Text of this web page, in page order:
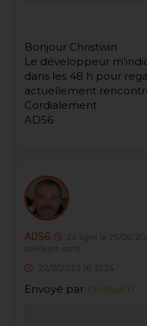
Bonjour Christwin
Le développeur
dans les 48 h pour
actuellement
Cordialement
AD56
AD56 En ligne le 25/06/
soudeurs.com)
22/11/2023 16:31:24
Envoyé par locouarn